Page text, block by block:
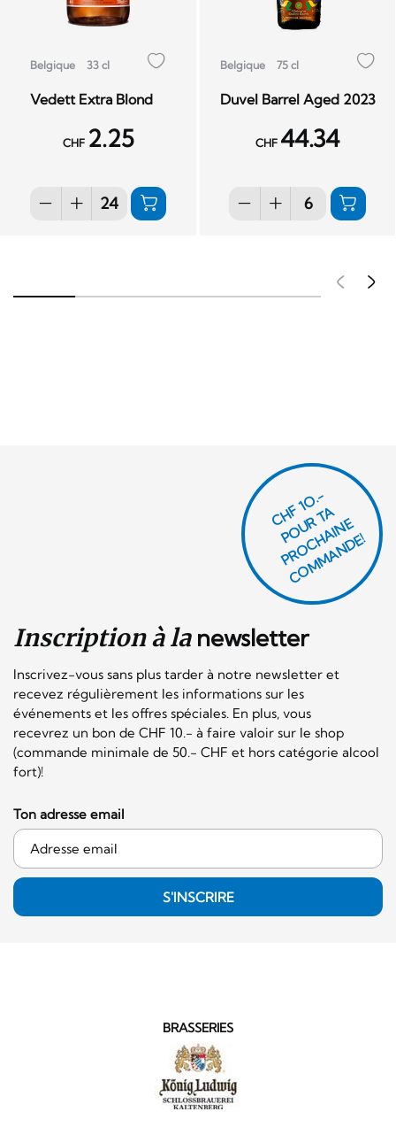
Belgique 33 cl
Vedett Extra Blond
CHF 2.25
Belgique 75 cl
Duvel Barrel Aged 2023
CHF 44.34
Inscription à lanewsletter
Inscrivez-vous sans plus tarder à notre newsletter et
recevez régulièrement les informations sur les
événements et les offres spéciales. En plus, vous
recevrez un bon de CHF 10.- à faire valoir sur le shop
(commande minimale de 50.- CHF et hors catégorie alcool
fort)!
CHF 1O.-
P
O
U
R
T
A
P
R
O
C
H
AI
N
E
C
O
M
M
A
N
D
E!
Ton adresse email
S'INSCRIRE
BRASSERIES